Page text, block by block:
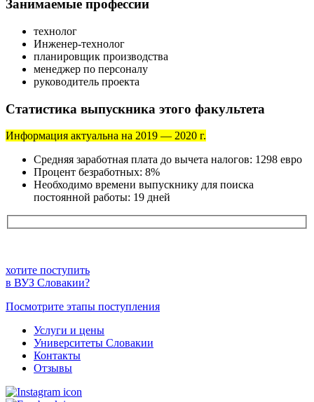
Занимаемые профессии
технолог
Инженер-технолог
планировщик производства
менеджер по персоналу
руководитель проекта
Статистика выпускника этого факультета
Информация актуальна на 2019 — 2020 г.
Средняя заработная плата до вычета налогов: 1298 евро
Процент безработных: 8%
Необходимо времени выпускнику для поиска
постоянной работы: 19 дней
хотите поступить
в ВУЗ Словакии?
Посмотрите этапы поступления
Услуги и цены
Университеты Словакии
Контакты
Отзывы